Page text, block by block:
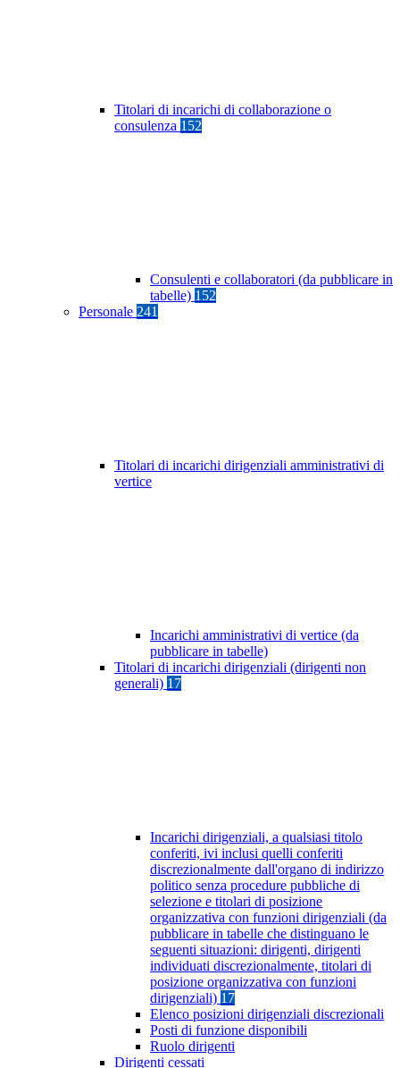
Titolari di incarichi di collaborazione o
consulenza 152
Consulenti e collaboratori (da pubblicare in
tabelle) 152
Personale 241
Titolari di incarichi dirigenziali amministrativi di
vertice
Incarichi amministrativi di vertice (da
pubblicare in tabelle)
Titolari di incarichi dirigenziali (dirigenti non
generali) 17
Incarichi dirigenziali, a qualsiasi titolo
conferiti, ivi inclusi quelli conferiti
discrezionalmente dall'organo di indirizzo
politico senza procedure pubbliche di
selezione e titolari di posizione
organizzativa con funzioni dirigenziali (da
pubblicare in tabelle che distinguano le
seguenti situazioni: dirigenti, dirigenti
individuati discrezionalmente, titolari di
posizione organizzativa con funzioni
dirigenziali) 17
Elenco posizioni dirigenziali discrezionali
Posti di funzione disponibili
Ruolo dirigenti
Dirigenti cessati